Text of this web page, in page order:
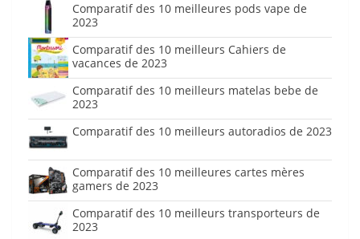
Comparatif des 10 meilleures pods vape de
2023
Comparatif des 10 meilleurs Cahiers de
vacances de 2023
Comparatif des 10 meilleurs matelas bebe de
2023
Comparatif des 10 meilleurs autoradios de 2023
Comparatif des 10 meilleures cartes mères
gamers de 2023
Comparatif des 10 meilleurs transporteurs de
2023